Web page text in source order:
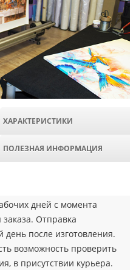
ХАРАКТЕРИСТИКИ
ПОЛЕЗНАЯ ИНФОРМАЦИЯ
дней с момента
Отправка
после изготовления.
возможность проверить
в присутствии курьера.